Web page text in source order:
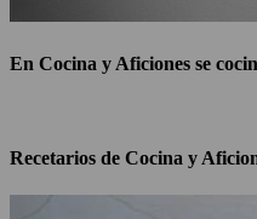
En Cocina y Aficiones se
Recetarios de Cocina y